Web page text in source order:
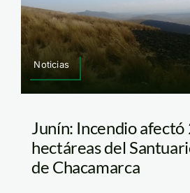
Noticias
Junín: Incendio
hectáreas del
de Chacamarca